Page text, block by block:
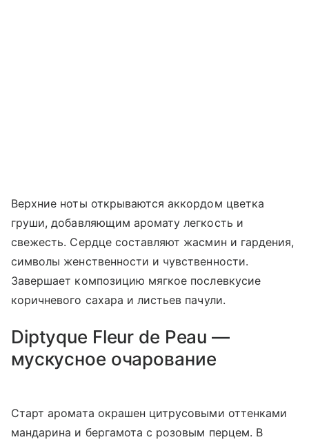
Верхние ноты открываются аккордом цветка
груши, добавляющим аромату легкость и
свежесть. Сердце составляют жасмин и гардения,
символы женственности и чувственности.
Завершает композицию мягкое послевкусие
коричневого сахара и листьев пачули.
Diptyque Fleur de Peau —
мускусное очарование
Старт аромата окрашен цитрусовыми оттенками
мандарина и бергамота с розовым перцем. В